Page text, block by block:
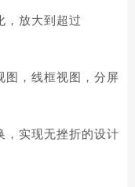
，放大到超过
图，线框视图，分屏
，实现无挫折的设计